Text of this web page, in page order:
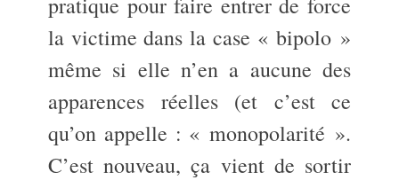
la victime dans la case « bipolo »
même si elle n’en a aucune des
apparences réelles (et c’est ce
qu’on appelle : « monopolarité ».
C’est nouveau, ça vient de sortir